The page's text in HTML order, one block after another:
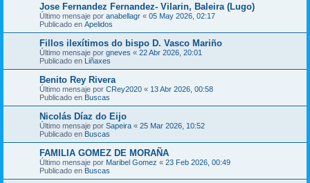
Jose Fernandez Fernandez- Vilarin, Baleira (Lugo)
Último mensaje por anabellagr « 05 May 2026, 02:17
Publicado en Apelidos
Fillos ilexítimos do bispo D. Vasco Mariño
Último mensaje por gneves « 22 Abr 2026, 20:01
Publicado en Liñaxes
Benito Rey Rivera
Último mensaje por CRey2020 « 13 Abr 2026, 00:58
Publicado en Buscas
Nicolás Díaz do Eijo
Último mensaje por Sapeira « 25 Mar 2026, 10:52
Publicado en Buscas
FAMILIA GOMEZ DE MORAÑA
Último mensaje por Maribel Gomez « 23 Feb 2026, 00:49
Publicado en Buscas